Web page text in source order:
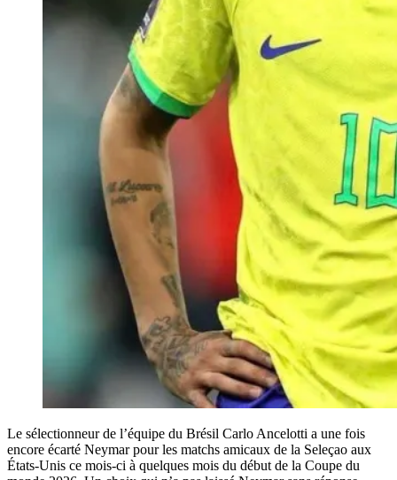
Le sélectionneur de l’équipe du Brésil Carlo Ancelotti a une fois
encore écarté Neymar pour les matchs amicaux de la Seleçao aux
États-Unis ce mois-ci à quelques mois du début de la Coupe du